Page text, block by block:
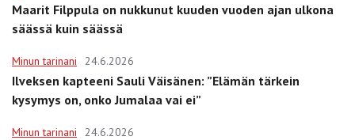
Maarit Filppula on nukkunut kuuden vuoden ajan ulkona
säässä kuin säässä
Minun tarinani 24.6.2026
Ilveksen kapteeni Sauli Väisänen: ”Elämän tärkein
kysymys on, onko Jumalaa vai ei”
Minun tarinani 24.6.2026